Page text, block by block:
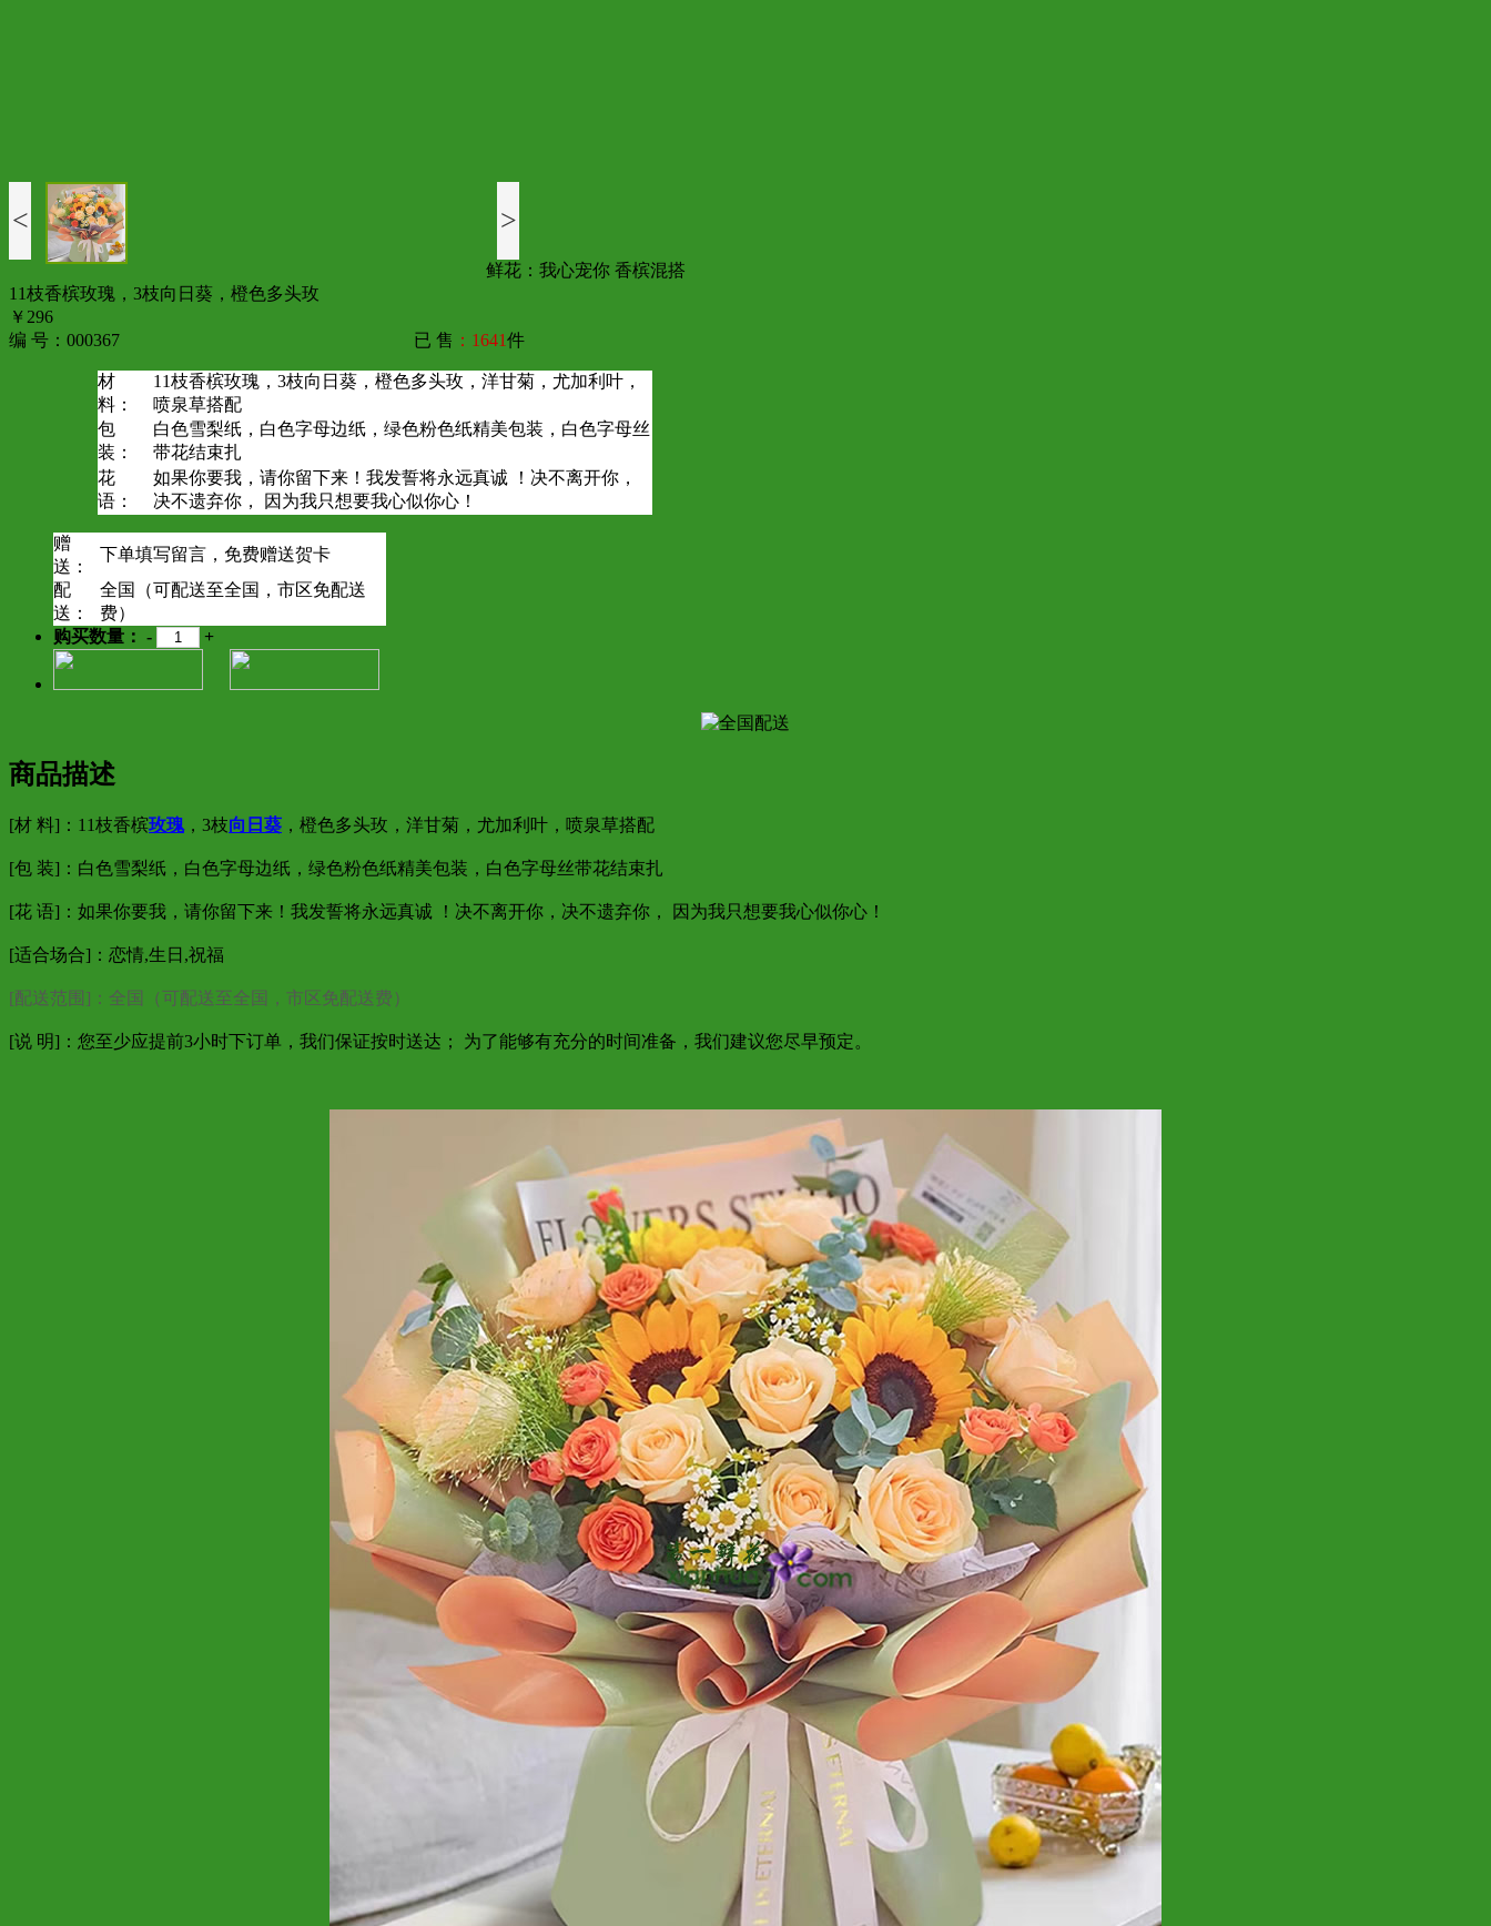
< >
鲜花：我心宠你 香槟混搭
11枝香槟玫瑰，3枝向日葵，橙色多头玫
￥296
编 号：000367
已 售 ：1641件
材
料：
11枝香槟玫瑰，3枝向日葵，橙色多头玫，洋甘菊，尤加利叶，
喷泉草搭配
包
装：
白色雪梨纸，白色字母边纸，绿色粉色纸精美包装，白色字母丝
带花结束扎
花
语：
如果你要我，请你留下来！我发誓将永远真诚 ！决不离开你，
决不遗弃你， 因为我只想要我心似你心！
赠
送：
下单填写留言，免费赠送贺卡
配
送：
全国（可配送至全国，市区免配送
费）
购买数量： - +
商品描述
[材 料]：11枝香槟玫瑰，3枝向日葵 ，橙色多头玫，洋甘菊，尤加利叶，喷泉草搭配
[包 装]：白色雪梨纸，白色字母边纸，绿色粉色纸精美包装，白色字母丝带花结束扎
[花 语]：如果你要我，请你留下来！我发誓将永远真诚 ！决不离开你，决不遗弃你， 因为我只想要我心似你心！
[适合场合]：恋情,生日,祝福
[配送范围]：全国（可配送至全国，市区免配送费）
[说 明]：您至少应提前3小时下订单，我们保证按时送达； 为了能够有充分的时间准备，我们建议您尽早预定。